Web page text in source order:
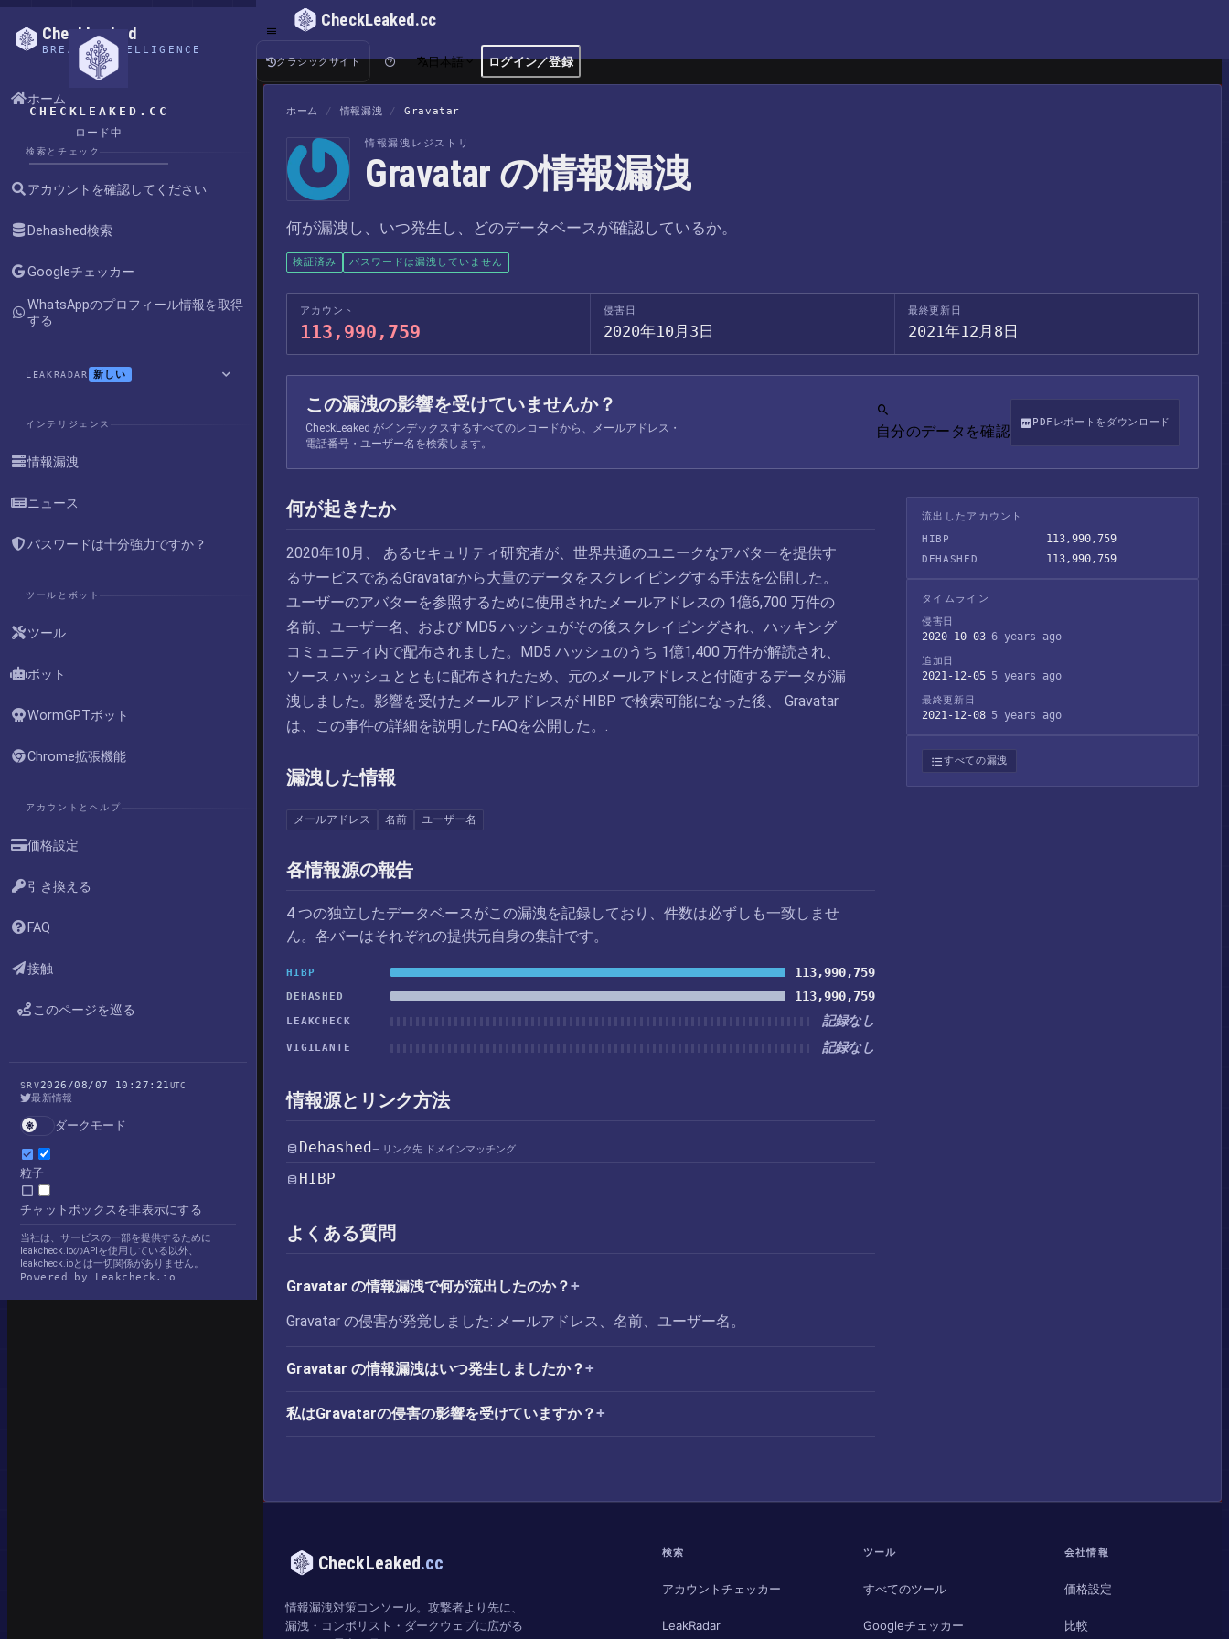
CHECKLEAKED.CC
ロード中
CheckLeaked
BREACH INTELLIGENCE
ホーム
検索とチェック
アカウントを確認してください
Dehashed検索
Googleチェッカー
WhatsAppのプロフィール情報を取得
する
LEAKRADAR 新しい
インテリジェンス
情報漏洩
ニュース
パスワードは十分強力ですか？
ツールとボット
ツール
ボット
WormGPTボット
Chrome拡張機能
アカウントとヘルプ
価格設定
引き換える
FAQ
接触
このページを巡る
SRV2026/08/07 10:27:21UTC
最新情報
ダークモード
粒子
チャットボックスを非表示にする
当社は、サービスの一部を提供するために
leakcheck.ioのAPIを使用している以外、
leakcheck.ioとは一切関係がありません。
Powered by Leakcheck.io
CheckLeaked.cc
クラシックサイト 日本語 ログイン／登録
ホーム / 情報漏洩 / Gravatar
情報漏洩レジストリ
Gravatar の情報漏洩
何が漏洩し、いつ発生し、どのデータベースが確認しているか。
検証済み パスワードは漏洩していません
アカウント
113,990,759
侵害日
2020年10月3日
最終更新日
2021年12月8日
この漏洩の影響を受けていませんか？
CheckLeaked がインデックスするすべてのレコードから、メールアドレス・
電話番号・ユーザー名を検索します。
自分のデータを確認
PDFレポートをダウンロード
何が起きたか
2020年10月、 あるセキュリティ研究者が、世界共通のユニークなアバターを提供す
るサービスであるGravatarから大量のデータをスクレイピングする手法を公開した。
ユーザーのアバターを参照するために使用されたメールアドレスの 1億6,700 万件の
名前、ユーザー名、および MD5 ハッシュがその後スクレイピングされ、ハッキング
コミュニティ内で配布されました。MD5 ハッシュのうち 1億1,400 万件が解読され、
ソース ハッシュとともに配布されたため、元のメールアドレスと付随するデータが漏
洩しました。影響を受けたメールアドレスが HIBP で検索可能になった後、 Gravatar
は、この事件の詳細を説明したFAQを公開した。.
漏洩した情報
メールアドレス 名前 ユーザー名
各情報源の報告
4 つの独立したデータベースがこの漏洩を記録しており、件数は必ずしも一致しませ
ん。各バーはそれぞれの提供元自身の集計です。
HIBP 113,990,759
DEHASHED 113,990,759
LEAKCHECK 記録なし
VIGILANTE 記録なし
情報源とリンク方法
Dehashed— リンク先 ドメインマッチング
HIBP
よくある質問
Gravatar の情報漏洩で何が流出したのか？
Gravatar の侵害が発覚しました: メールアドレス、名前、ユーザー名。
Gravatar の情報漏洩はいつ発生しましたか？
私はGravatarの侵害の影響を受けていますか？
流出したアカウント
HIBP
113,990,759
DEHASHED 113,990,759
タイムライン
侵害日
2020-10-03 6 years ago
追加日
2021-12-05 5 years ago
最終更新日
2021-12-08 5 years ago
すべての漏洩
CheckLeaked.cc
情報漏洩対策コンソール。攻撃者より先に、
漏洩・コンボリスト・ダークウェブに広がる
検索
アカウントチェッカー
LeakRadar
ツール
すべてのツール
Googleチェッカー
会社情報
価格設定
比較